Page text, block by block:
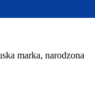
marka, narodzona